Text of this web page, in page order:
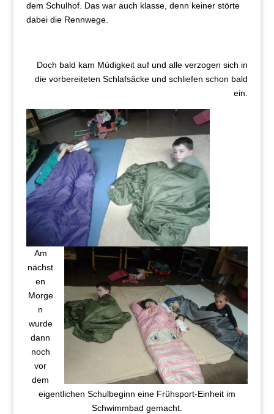
dem Schulhof. Das war auch klasse, denn keiner störte
dabei die Rennwege.
Doch bald kam Müdigkeit auf und alle verzogen sich in
die vorbereiteten Schlafsäcke und schliefen schon bald
ein.
Am
nächst
en
Morge
n
wurde
dann
noch
vor
dem
eigentlichen Schulbeginn eine Frühsport-Einheit im
Schwimmbad gemacht.